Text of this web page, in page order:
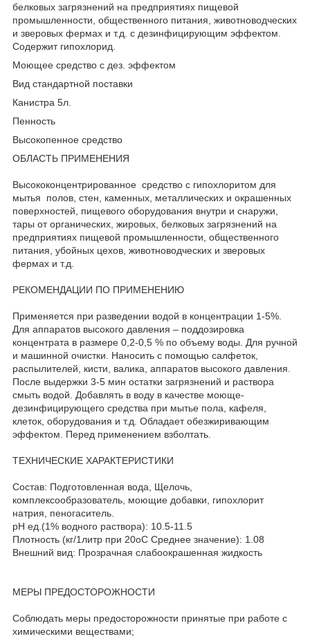
белковых загрязнений на предприятиях пищевой
промышленности, общественного питания, животноводческих
и зверовых фермах и т.д. с дезинфицирующим эффектом.
Содержит гипохлорид.
Моющее средство с дез. эффектом
Вид стандартной поставки
Канистра 5л.
Пенность
Высокопенное средство
ОБЛАСТЬ ПРИМЕНЕНИЯ
Высококонцентрированное средство с гипохлоритом для
мытья полов, стен, каменных, металлических и окрашенных
поверхностей, пищевого оборудования внутри и снаружи,
тары от органических, жировых, белковых загрязнений на
предприятиях пищевой промышленности, общественного
питания, убойных цехов, животноводческих и зверовых
фермах и т.д.
РЕКОМЕНДАЦИИ ПО ПРИМЕНЕНИЮ
Применяется при разведении водой в концентрации 1-5%.
Для аппаратов высокого давления – поддозировка
концентрата в размере 0,2-0,5 % по объему воды. Для ручной
и машинной очистки. Наносить с помощью салфеток,
распылителей, кисти, валика, аппаратов высокого давления.
После выдержки 3-5 мин остатки загрязнений и раствора
смыть водой. Добавлять в воду в качестве моюще-
дезинфицирующего средства при мытье пола, кафеля,
клеток, оборудования и т.д. Обладает обезжиривающим
эффектом. Перед применением взболтать.
ТЕХНИЧЕСКИЕ ХАРАКТЕРИСТИКИ
Состав: Подготовленная вода, Щелочь,
комплексообразователь, моющие добавки, гипохлорит
натрия, пеногаситель.
рН ед.(1% водного раствора): 10.5-11.5
Плотность (кг/1литр при 20оС Среднее значение): 1.08
Внешний вид: Прозрачная слабоокрашенная жидкость
МЕРЫ ПРЕДОСТОРОЖНОСТИ
Соблюдать меры предосторожности принятые при работе с
химическими веществами;